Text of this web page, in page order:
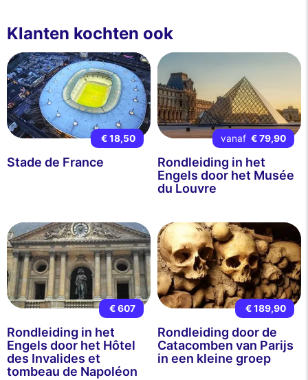
Klanten kochten ook
€ 18,50
Stade de France
vanaf € 79,90
Rondleiding in het
Engels door het Musée
du Louvre
€ 607
Rondleiding in het
Engels door het Hôtel
des Invalides et
tombeau de Napoléon
€ 189,90
Rondleiding door de
Catacomben van Parijs
in een kleine groep